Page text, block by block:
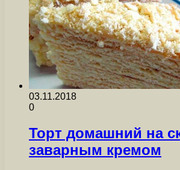
03.11.2018
0
Торт домашний на
заварным кремом